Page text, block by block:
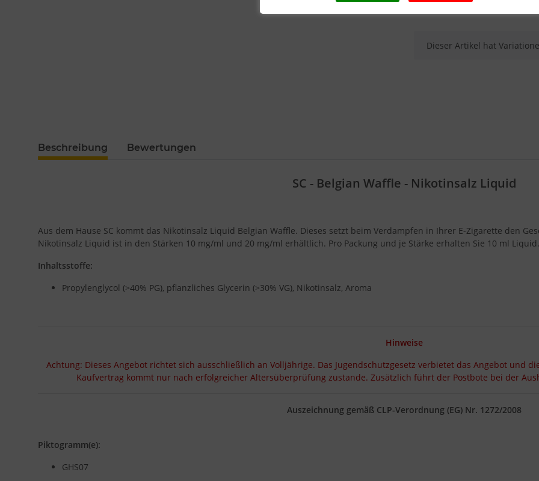
x
Dieser Artikel hat
Beschreibung Bewertungen
SC - Belgian Waffle - Nikotinsalz Liquid
Aus dem Hause SC kommt das Nikotinsalz Liquid Belgian Waffle. Dieses setzt beim Verdampfen in Ihrer E-Zigarette den
Nikotinsalz Liquid ist in den Stärken 10 mg/ml und 20 mg/ml erhältlich. Pro Packung und je Stärke erhalten Sie 10 ml Liquid.
Inhaltsstoffe:
Propylenglycol (>40% PG), pflanzliches Glycerin (>30% VG), Nikotinsalz, Aroma
Hinweise
Achtung: Dieses Angebot richtet sich ausschließlich an Volljährige. Das Jugendschutzgesetz verbietet das Angebot und
Kaufvertrag kommt nur nach erfolgreicher Altersüberprüfung zustande. Zusätzlich führt der Postbote bei der
Auszeichnung gemäß CLP-Verordnung (EG) Nr. 1272/2008
Piktogramm(e):
GHS07